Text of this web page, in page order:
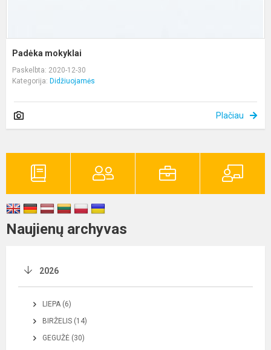
Padėka mokyklai
Paskelbta: 2020-12-30
Kategorija: Didžiuojamės
Plačiau
Naujienų archyvas
2026
LIEPA (6)
BIRŽELIS (14)
GEGUŽĖ (30)